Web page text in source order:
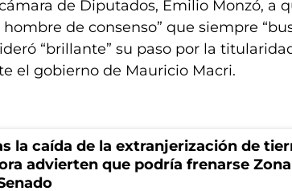
de Diputados, Emilio Monzó, a
de consenso” que siempre
“brillante” su paso por la
el gobierno de Mauricio Macri.
la caída de la extranjerización de
advierten que podría frenarse